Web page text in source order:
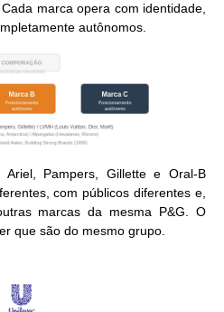
marca opera com identidade,
autônomos.
Pampers, Gillette e Oral-B
com públicos diferentes e,
marcas da mesma P&G. O
que são do mesmo grupo.